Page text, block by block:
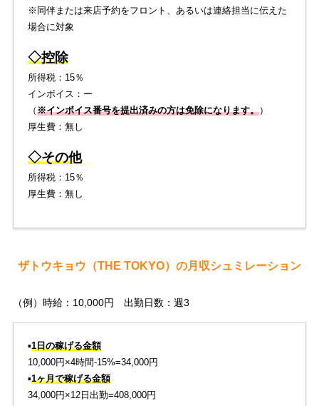
※同伴または来店予約をフロント、あるいは連絡担当に伝えた
場合に対象
◇控除
所得税：15％
インボイス：ー
（※インボイス番号を提出済みの方は免除になります。）
厚生費：無し
◇その他
所得税：15％
厚生費：無し
ザトウキョウ（THE TOKYO）の月収シュミレーション
（例）時給：10,000円 出勤日数：週3
▪️1日の稼げる金額
10,000円×4時間-15%=34,000円
▪️1ヶ月で稼げる金額
34,000円×12日出勤=408,000円